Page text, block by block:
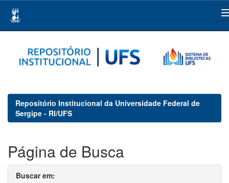
navigation
Repositório Institucional da Universidade Federal de
Sergipe - RI/UFS
Página de Busca
Buscar em: